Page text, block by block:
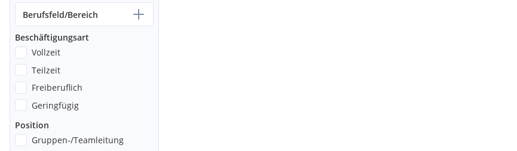
Berufsfeld/Bereich
Beschäftigungsart
Vollzeit
Teilzeit
Freiberuflich
Geringfügig
Position
Gruppen-/Teamleitung